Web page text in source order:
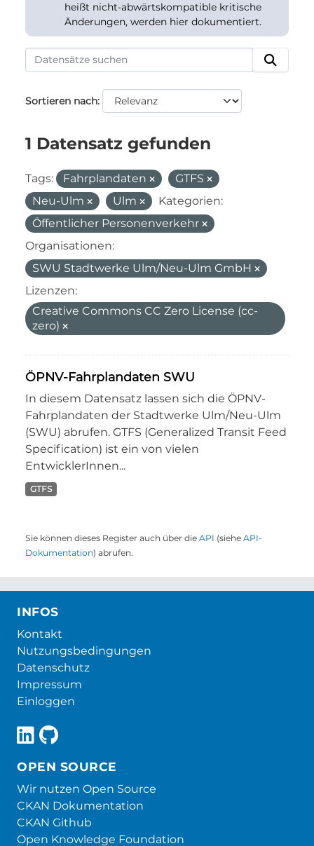
heißt nicht-abwärtskompatible kritische
Änderungen, werden hier dokumentiert.
Sortieren nach
1 Datensatz gefunden
Tags: Fahrplandaten
GTFS
Neu-Ulm
Ulm
Kategorien:
Öffentlicher Personenverkehr
Organisationen:
SWU Stadtwerke Ulm/Neu-Ulm GmbH
Lizenzen:
Creative Commons CC Zero License (cc-
zero)
ÖPNV-Fahrplandaten SWU
In diesem Datensatz lassen sich die ÖPNV-
Fahrplandaten der Stadtwerke Ulm/Neu-Ulm
(SWU) abrufen. GTFS (Generalized Transit Feed
Specification) ist ein von vielen
EntwicklerInnen...
GTFS
Sie können dieses Register auch über die API (siehe API-
Dokumentation) abrufen.
INFOS
Kontakt
Nutzungsbedingungen
Datenschutz
Impressum
Einloggen
OPEN SOURCE
Wir nutzen Open Source
CKAN Dokumentation
CKAN Github
Open Knowledge Foundation